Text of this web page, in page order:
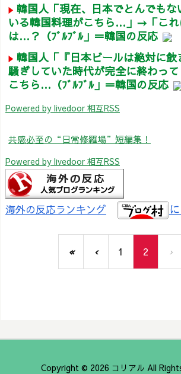
韓国人「現在、日本でとんでもな
いる韓国料理がこちら…」→「これ
は…？（ﾌﾞﾙﾌﾞﾙ」＝韓国の反応
韓国人「『日本ビールは絶対に
騒ぎしていた時代が完全に終わっ
こちら…（ﾌﾞﾙﾌﾞﾙ」＝韓国の反応
Powered by livedoor 相互RSS
共感必至の“日常修羅場”短編集！
Powered by livedoor 相互RSS
海外の反応ランキング
« ‹ 1 2 ›
Copyright © 2026 コリアル All